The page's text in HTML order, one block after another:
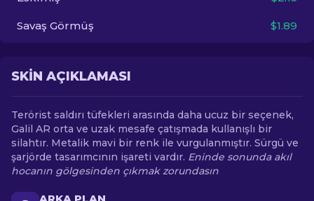
Savaş Görmüş $1.89
SKIN AÇIKLAMASI
Terörist saldırı tüfekleri arasında daha ucuz bir seçenek,
Galil AR orta ve uzak mesafe çatışmada kullanışlı bir
silahtır. Metalik mavi bir renk ile vurgulanmıştır. Sürgü ve
şarjörde tasarımcının işareti vardır. Eninde sonunda akıl
hocanın gölgesinden çıkmak zorundasın